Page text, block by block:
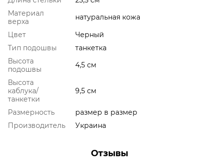
Материал
верха
натуральная кожа
Цвет
Черный
Тип подошвы
танкетка
Высота
подошвы
4,5 см
Высота
каблука/
танкетки
9,5 см
Размерность
размер в размер
Производитель
Украина
Отзывы